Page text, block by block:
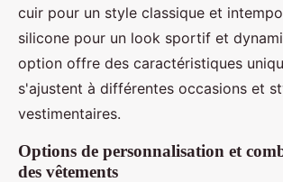
cuir pour un style classique et
silicone pour un look sportif et
option offre des caractéristiques
s'ajustent à différentes occasions et
vestimentaires.
Options de personnalisation et
des vêtements